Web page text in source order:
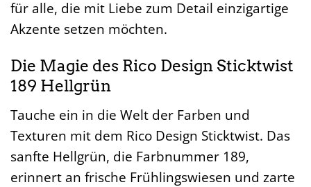
für alle, die mit Liebe zum Detail einzigartige
Akzente setzen möchten.
Die Magie des Rico Design Sticktwist
189 Hellgrün
Tauche ein in die Welt der Farben und
Texturen mit dem Rico Design Sticktwist. Das
sanfte Hellgrün, die Farbnummer 189,
erinnert an frische Frühlingswiesen und zarte